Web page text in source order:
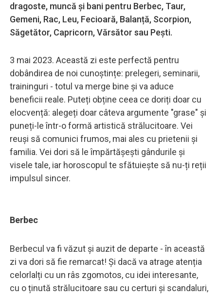
dragoste, muncă și bani pentru Berbec, Taur,
Gemeni, Rac, Leu, Fecioară, Balanță, Scorpion,
Săgetător, Capricorn, Vărsător sau Pești.
3 mai 2023. Această zi este perfectă pentru
dobândirea de noi cunoștințe: prelegeri, seminarii,
traininguri - totul va merge bine și va aduce
beneficii reale. Puteți obține ceea ce doriți doar cu
elocvență: alegeți doar câteva argumente "grase" și
puneți-le într-o formă artistică strălucitoare. Vei
reuși să comunici frumos, mai ales cu prietenii și
familia. Vei dori să le împărtășești gândurile și
visele tale, iar horoscopul te sfătuiește să nu-ți reții
impulsul sincer.
Berbec
Berbecul va fi văzut și auzit de departe - în această
zi va dori să fie remarcat! Și dacă va atrage atenția
celorlalți cu un râs zgomotos, cu idei interesante,
cu o ținută strălucitoare sau cu certuri și scandaluri,